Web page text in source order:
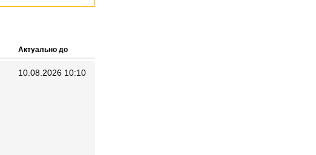
Актуально до
10.08.2026 10:10